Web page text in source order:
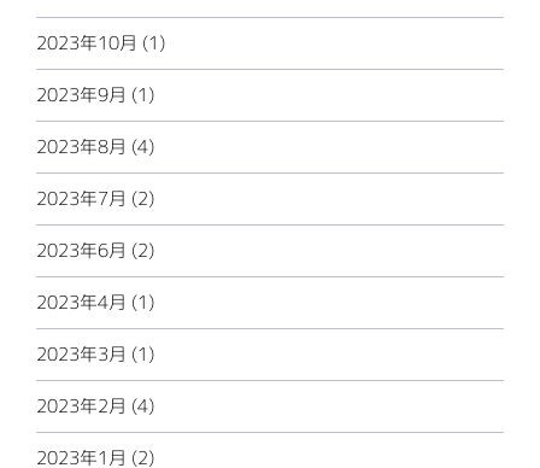
2023年10月 (1)
2023年9月 (1)
2023年8月 (4)
2023年7月 (2)
2023年6月 (2)
2023年4月 (1)
2023年3月 (1)
2023年2月 (4)
2023年1月 (2)